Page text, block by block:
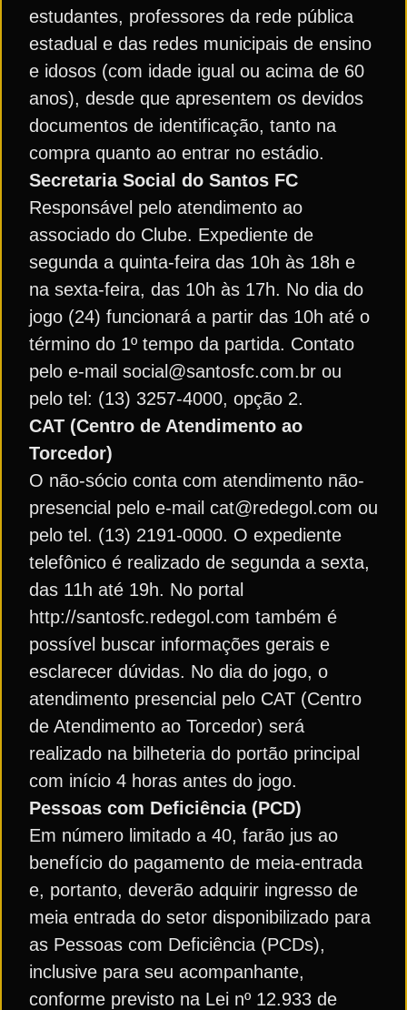
estudantes, professores da rede pública
estadual e das redes municipais de ensino
e idosos (com idade igual ou acima de 60
anos), desde que apresentem os devidos
documentos de identificação, tanto na
compra quanto ao entrar no estádio.
Secretaria Social do Santos FC
Responsável pelo atendimento ao
associado do Clube. Expediente de
segunda a quinta-feira das 10h às 18h e
na sexta-feira, das 10h às 17h. No dia do
jogo (24) funcionará a partir das 10h até o
término do 1º tempo da partida. Contato
pelo e-mail social@santosfc.com.br ou
pelo tel: (13) 3257-4000, opção 2.
CAT (Centro de Atendimento ao
Torcedor)
O não-sócio conta com atendimento não-
presencial pelo e-mail cat@redegol.com ou
pelo tel. (13) 2191-0000. O expediente
telefônico é realizado de segunda a sexta,
das 11h até 19h. No portal
http://santosfc.redegol.com também é
possível buscar informações gerais e
esclarecer dúvidas. No dia do jogo, o
atendimento presencial pelo CAT (Centro
de Atendimento ao Torcedor) será
realizado na bilheteria do portão principal
com início 4 horas antes do jogo.
Pessoas com Deficiência (PCD)
Em número limitado a 40, farão jus ao
benefício do pagamento de meia-entrada
e, portanto, deverão adquirir ingresso de
meia entrada do setor disponibilizado para
as Pessoas com Deficiência (PCDs),
inclusive para seu acompanhante,
conforme previsto na Lei nº 12.933 de